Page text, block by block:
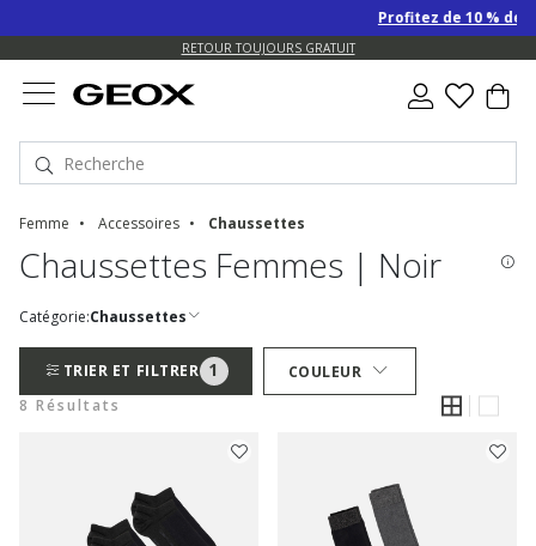
Profitez de 10 % de
EXPÉDITION GRATUITE POUR LES COMMANDES DE PLUS DE 90.00 €
RETOUR TOUJOURS GRATUIT
Femme Accessoires Chaussettes
Chaussettes Femmes | Noir
Catégorie:Chaussettes
TRIER ET FILTRER 1
COULEUR
8 Résultats